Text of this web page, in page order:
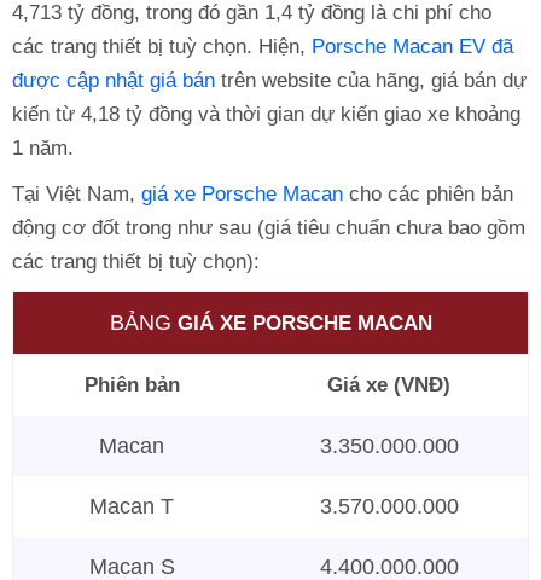
4,713 tỷ đồng, trong đó gần 1,4 tỷ đồng là chi phí cho
các trang thiết bị tuỳ chọn. Hiện, Porsche Macan EV đã
được cập nhật giá bán trên website của hãng, giá bán dự
kiến từ 4,18 tỷ đồng và thời gian dự kiến giao xe khoảng
1 năm.
Tại Việt Nam, giá xe Porsche Macan cho các phiên bản
động cơ đốt trong như sau (giá tiêu chuẩn chưa bao gồm
các trang thiết bị tuỳ chọn):
BẢNG GIÁ XE PORSCHE MACAN
Phiên bản Giá xe (VNĐ)
Macan 3.350.000.000
Macan T 3.570.000.000
Macan S 4.400.000.000